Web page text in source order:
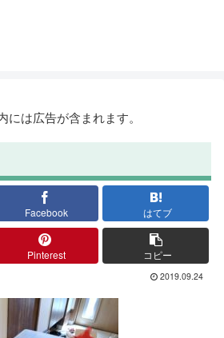
には広告が含まれます。
Facebook はてブ
Pinterest コピー
2019.09.24